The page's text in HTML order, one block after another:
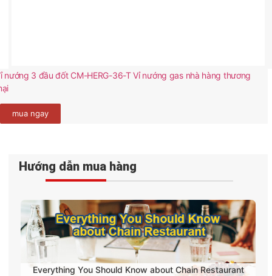
nướng 3 đầu đốt CM-HERG-36-T Vỉ nướng gas nhà hàng thương
mua ngay
Hướng dẫn mua hàng
Everything You Should Know about Chain Restaurant